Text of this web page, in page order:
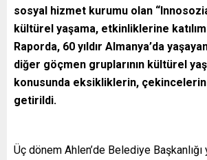
sosyal hizmet kurumu olan
kültürel yaşama, etkinliklerine
Raporda, 60 yıldır Almanya’da
diğer göçmen gruplarının kültürel
konusunda eksikliklerin, çekincelerin
getirildi.
Üç dönem Ahlen’de Belediye